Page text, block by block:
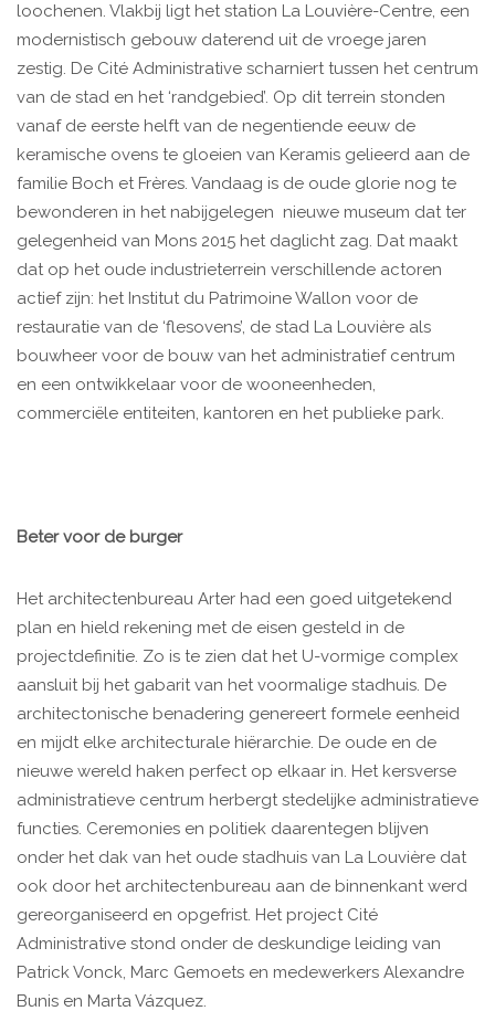
loochenen. Vlakbij ligt het station La Louvière-Centre, een
modernistisch gebouw daterend uit de vroege jaren
zestig. De Cité Administrative scharniert tussen het centrum
van de stad en het ‘randgebied’. Op dit terrein stonden
vanaf de eerste helft van de negentiende eeuw de
keramische ovens te gloeien van Keramis gelieerd aan de
familie Boch et Frères. Vandaag is de oude glorie nog te
bewonderen in het nabijgelegen nieuwe museum dat ter
gelegenheid van Mons 2015 het daglicht zag. Dat maakt
dat op het oude industrieterrein verschillende actoren
actief zijn: het Institut du Patrimoine Wallon voor de
restauratie van de ‘flesovens’, de stad La Louvière als
bouwheer voor de bouw van het administratief centrum
en een ontwikkelaar voor de wooneenheden,
commerciële entiteiten, kantoren en het publieke park.
Beter voor de burger
Het architectenbureau Arter had een goed uitgetekend
plan en hield rekening met de eisen gesteld in de
projectdefinitie. Zo is te zien dat het U-vormige complex
aansluit bij het gabarit van het voormalige stadhuis. De
architectonische benadering genereert formele eenheid
en mijdt elke architecturale hiërarchie. De oude en de
nieuwe wereld haken perfect op elkaar in. Het kersverse
administratieve centrum herbergt stedelijke administratieve
functies. Ceremonies en politiek daarentegen blijven
onder het dak van het oude stadhuis van La Louvière dat
ook door het architectenbureau aan de binnenkant werd
gereorganiseerd en opgefrist. Het project Cité
Administrative stond onder de deskundige leiding van
Patrick Vonck, Marc Gemoets en medewerkers Alexandre
Bunis en Marta Vázquez.